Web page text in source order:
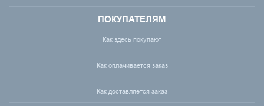
ПОКУПАТЕЛЯМ
Как здесь покупают
Как оплачивается заказ
Как доставляется заказ